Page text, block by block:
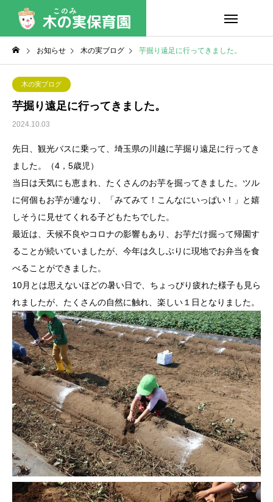
お知らせ 木の実ブログ 芋掘り遠足に行ってきました。
木の実ブログ
芋掘り遠足に行ってきました。
2024.10.03
先日、観光バスに乗って、埼玉県の川越に芋掘り遠足に行ってき
ました。（4，5歳児）
当日は天気にも恵まれ、たくさんのお芋を掘ってきました。ツル
に何個もお芋が連なり、「みてみて！こんなにいっぱい！」と嬉
しそうに見せてくれる子どもたちでした。
最近は、天候不良やコロナの影響もあり、お芋だけ掘って帰園す
ることが続いていましたが、今年は久しぶりに現地でお弁当を食
べることができました。
10月とは思えないほどの暑い日で、ちょっぴり疲れた様子も見ら
れましたが、たくさんの自然に触れ、楽しい１日となりました。